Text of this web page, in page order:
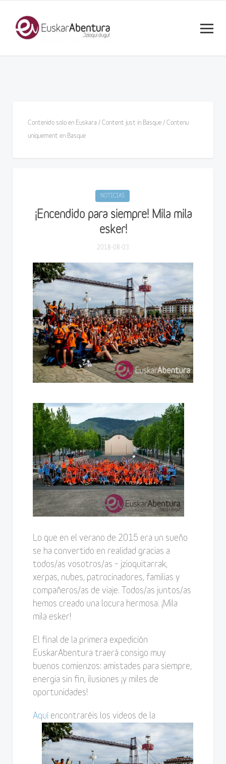
Contenido solo en Euskara / Content just in Basque / Contenu
uniquement en Basque
NOTICIAS
¡Encendido para siempre! Mila mila
esker!
2018-08-03
Lo que en el verano de 2015 era un sueño
se ha convertido en realidad gracias a
todos/as vosotros/as – jzioquitarrak,
xerpas, nubes, patrocinadores, familias y
compañeros/as de viaje. Todos/as juntos/as
hemos creado una locura hermosa. ¡Mila
mila esker!
El final de la primera expedición
EuskarAbentura traerá consigo muy
buenos comienzos: amistades para siempre,
energia sin fin, ilusiones ¡y miles de
oportunidades!
Aquí encontraréis los videos de la